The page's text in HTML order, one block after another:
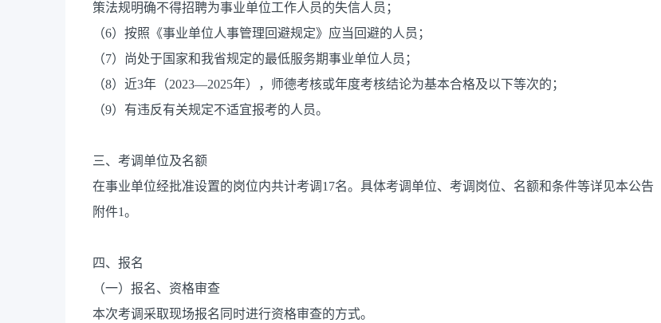
策法规明确不得招聘为事业单位工作人员的失信人员；
（6）按照《事业单位人事管理回避规定》应当回避的人员；
（7）尚处于国家和我省规定的最低服务期事业单位人员；
（8）近3年（2023—2025年），师德考核或年度考核结论为基本合格及以下等次的；
（9）有违反有关规定不适宜报考的人员。
三、考调单位及名额
在事业单位经批准设置的岗位内共计考调17名。具体考调单位、考调岗位、名额和条件等详见本公告
附件1。
四、报名
（一）报名、资格审查
本次考调采取现场报名同时进行资格审查的方式。